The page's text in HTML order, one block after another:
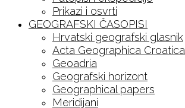
Prikazi i osvrti
GEOGRAFSKI ČASOPISI
Hrvatski geografski glasnik
Acta Geographica Croatica
Geoadria
Geografski horizont
Geographical papers
Meridijani